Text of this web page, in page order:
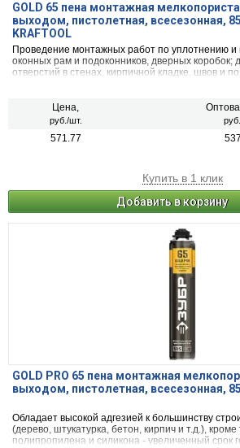
GOLD 65 пена монтажная
выходом, пистолетная, всесезонная,
KRAFTOOL
Проведение монтажных работ по уплотнению и
оконных рам и подоконников, дверных коробок;
отверстий в стенах, кирпичной кладке, швов и
уплотнительных работ вокруг арматуры и
потолка и крыши.
Цена,
руб./шт.
571.77
Купить в 1 клик
Добавить в корзину
GOLD PRO 65 пена монтажная
выходом, пистолетная, всесезонная,
Обладает высокой адгезией к большинству
(дерево, штукатурка, бетон, кирпич и т.д.),
полипропилена и силикона - увеличенный срок